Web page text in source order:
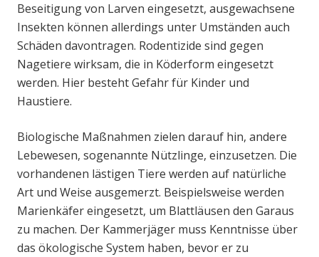
Beseitigung von Larven eingesetzt, ausgewachsene
Insekten können allerdings unter Umständen auch
Schäden davontragen. Rodentizide sind gegen
Nagetiere wirksam, die in Köderform eingesetzt
werden. Hier besteht Gefahr für Kinder und
Haustiere.
Biologische Maßnahmen zielen darauf hin, andere
Lebewesen, sogenannte Nützlinge, einzusetzen. Die
vorhandenen lästigen Tiere werden auf natürliche
Art und Weise ausgemerzt. Beispielsweise werden
Marienkäfer eingesetzt, um Blattläusen den Garaus
zu machen. Der Kammerjäger muss Kenntnisse über
das ökologische System haben, bevor er zu